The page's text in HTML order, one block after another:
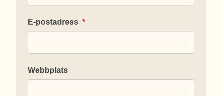
E-postadress *
Webbplats